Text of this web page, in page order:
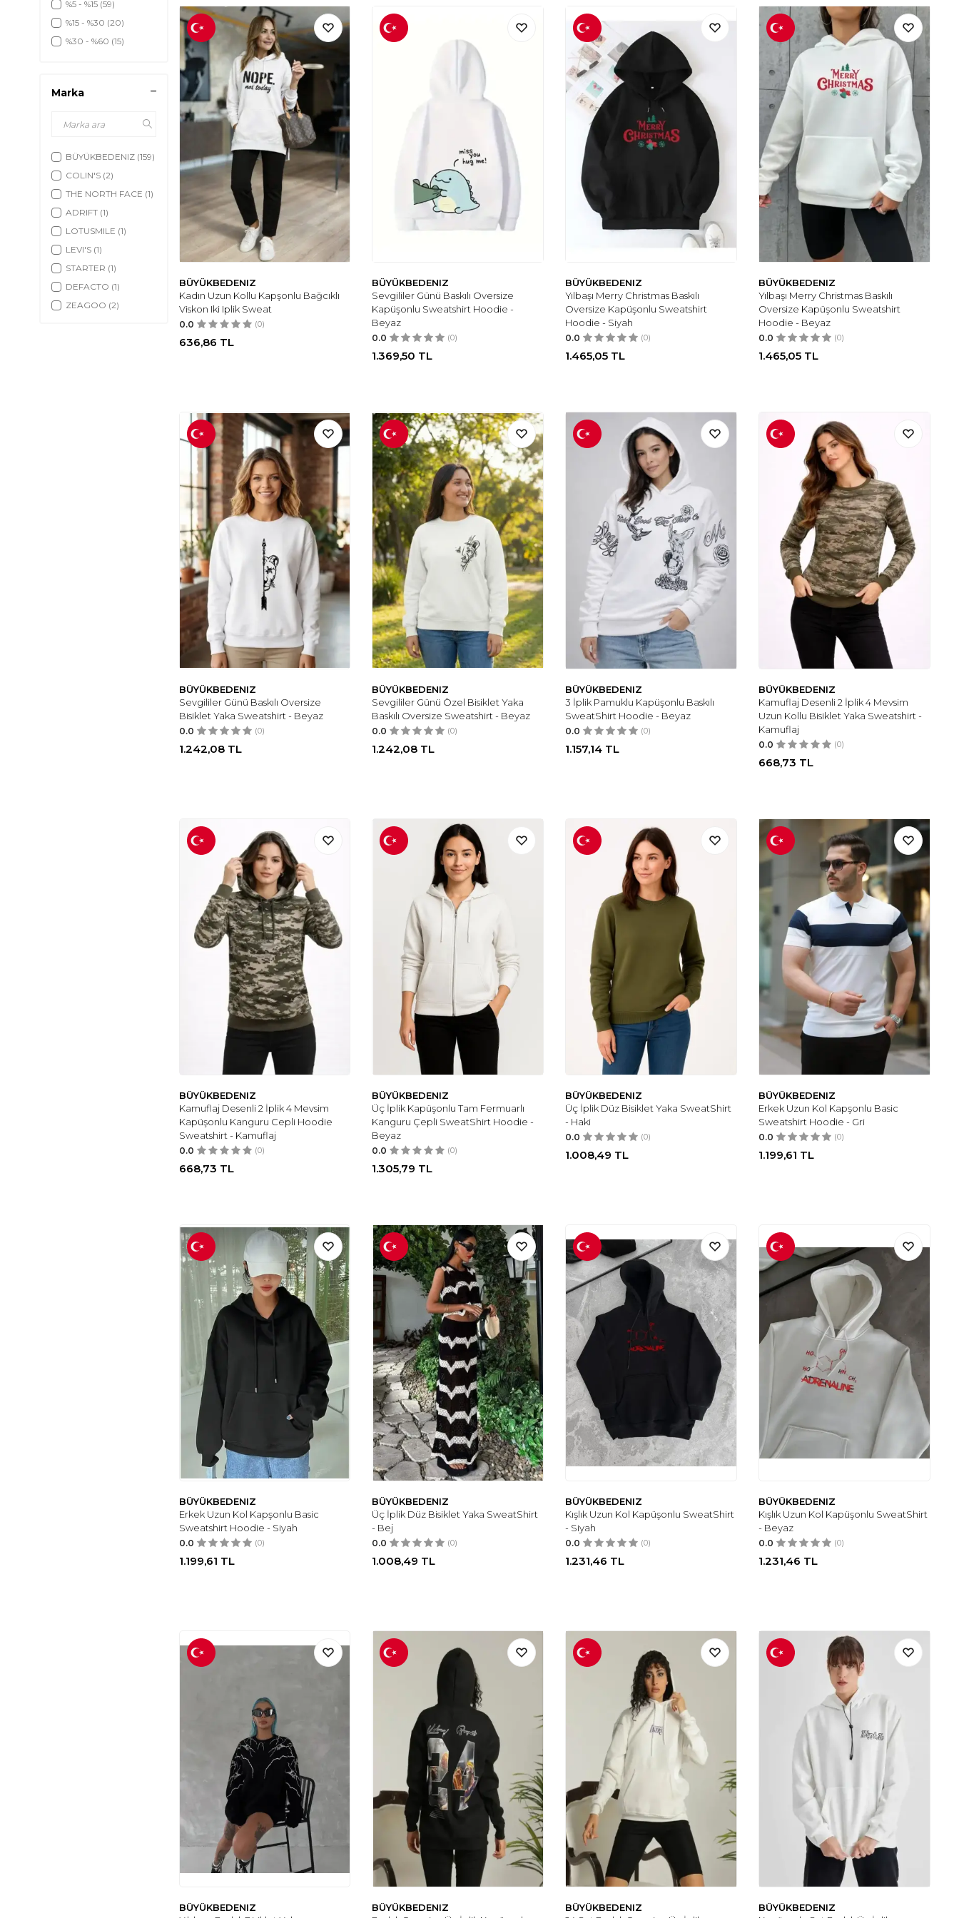
Mayo & Bikini
Pareo(1)
Yelek
(129)
Sweatshirt
Tesettür Mayo &
Plaj Giyim
(70)
%5 - %15 (59)
%15 - %30 (20)
%30 - %60 (15)
Marka
BÜYÜKBEDENIZ (159)
COLIN'S (2)
THE NORTH FACE (1)
ADRIFT (1)
LOTUSMILE (1)
LEVI'S (1)
STARTER (1)
DEFACTO (1)
ZEAGOO (2)
BÜYÜKBEDENIZ
Kadın Uzun Kollu Kapşonlu Bağcıklı
Viskon Iki Iplik Sweat
0.0 (0)
636,86 TL
BÜYÜKBEDENIZ
Sevgililer Günü Baskılı Oversize
Kapüşonlu Sweatshirt Hoodie -
Beyaz
0.0 (0)
1.369,50 TL
BÜYÜKBEDENIZ
Yılbaşı Merry Christmas Baskılı
Oversize Kapüşonlu Sweatshirt
Hoodie - Siyah
0.0 (0)
1.465,05 TL
BÜYÜKBEDENIZ
Yılbaşı Merry Christmas Baskılı
Oversize Kapüşonlu Sweatshirt
Hoodie - Beyaz
0.0 (0)
1.465,05 TL
BÜYÜKBEDENIZ
Sevgililer Günü Baskılı Oversize
Bisiklet Yaka Sweatshirt - Beyaz
0.0 (0)
1.242,08TL
BÜYÜKBEDENIZ
Sevgililer Günü Özel Bisiklet Yaka
Baskılı Oversize Sweatshirt - Beyaz
0.0 (0)
1.242,08 TL
BÜYÜKBEDENIZ
3 İplik Pamuklu Kapüşonlu Baskılı
SweatShirt Hoodie - Beyaz
0.0 (0)
1.157,14 TL
BÜYÜKBEDENIZ
Kamuflaj Desenli 2 İplik 4 Mevsim
Uzun Kollu Bisiklet Yaka Sweatshirt -
Kamuflaj
0.0 (0)
668,73 TL
BÜYÜKBEDENIZ
Kamuflaj Desenli 2 İplik 4 Mevsim
Kapüşonlu Kanguru Cepli Hoodie
Sweatshirt - Kamuflaj
0.0 (0)
668,73 TL
BÜYÜKBEDENIZ
Üç İplik Kapüşonlu Tam Fermuarlı
Kanguru Çepli SweatShirt Hoodie -
Beyaz
0.0 (0)
1.305,79 TL
BÜYÜKBEDENIZ
Üç İplik Düz Bisiklet Yaka SweatShirt
- Haki
0.0 (0)
1.008,49 TL
BÜYÜKBEDENIZ
Erkek Uzun Kol Kapşonlu Basic
Sweatshirt Hoodie - Gri
0.0 (0)
1.199,61 TL
BÜYÜKBEDENIZ
Erkek Uzun Kol Kapşonlu Basic
Sweatshirt Hoodie - Siyah
0.0 (0)
1.199,61 TL
BÜYÜKBEDENIZ
Üç İplik Düz Bisiklet Yaka SweatShirt
- Bej
0.0 (0)
1.008,49 TL
BÜYÜKBEDENIZ
Kışlık Uzun Kol Kapüşonlu SweatShirt
- Siyah
0.0 (0)
1.231,46 TL
BÜYÜKBEDENIZ
Kışlık Uzun Kol Kapüşonlu SweatShirt
- Beyaz
0.0 (0)
1.231,46 TL
BÜYÜKBEDENIZ
BÜYÜKBEDENIZ
BÜYÜKBEDENIZ
BÜYÜKBEDENIZ